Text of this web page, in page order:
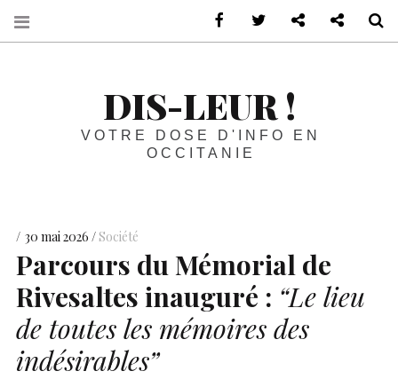
DIS-LEUR !
VOTRE DOSE D'INFO EN
OCCITANIE
30 mai 2026 Société
Parcours du Mémorial de
Rivesaltes inauguré : “Le lieu
de toutes les mémoires des
indésirables”
sur Facebook
sur TwitterContactez-nous
Notre